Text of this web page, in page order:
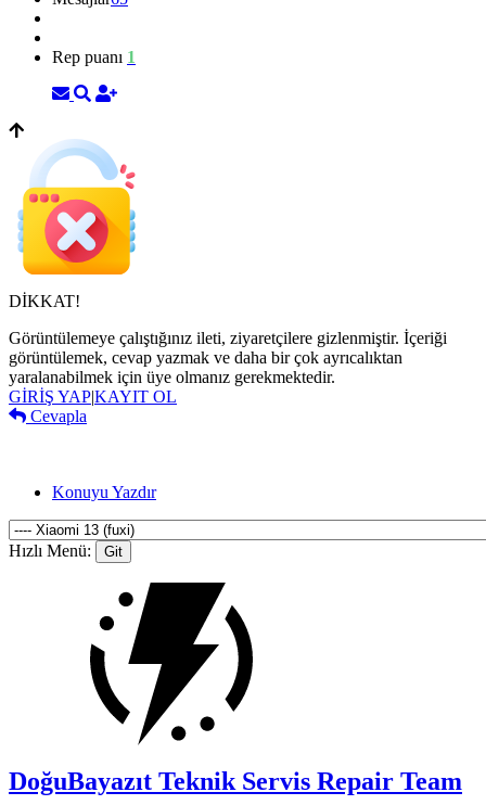
Rep puanı 1
DİKKAT!
Görüntülemeye çalıştığınız ileti, ziyaretçilere gizlenmiştir. İçeriği
görüntülemek, cevap yazmak ve daha bir çok ayrıcalıktan
yaralanabilmek için üye olmanız gerekmektedir.
GİRİŞ YAP|KAYIT OL
Cevapla
Konuyu Yazdır
Hızlı Menü:
DoğuBayazıt Teknik Servis Repair Team